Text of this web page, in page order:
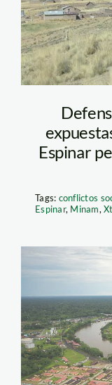
Espinar
Tags: conflictos
Espinar, Minam,